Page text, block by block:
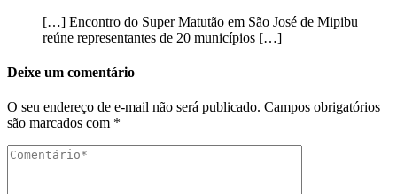
[…] Encontro do Super Matutão em São José de Mipibu
reúne representantes de 20 municípios […]
Deixe um comentário
O seu endereço de e-mail não será publicado. Campos obrigatórios
são marcados com *